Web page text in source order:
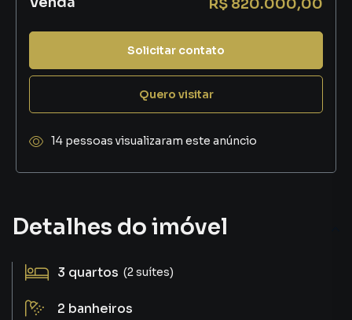
Detalhes do imóvel
3 quartos (2 suítes)
2 banheiros
R$ 820.000,00
Solicitar contato
Quero visitar
14 pessoas visualizaram este anúncio